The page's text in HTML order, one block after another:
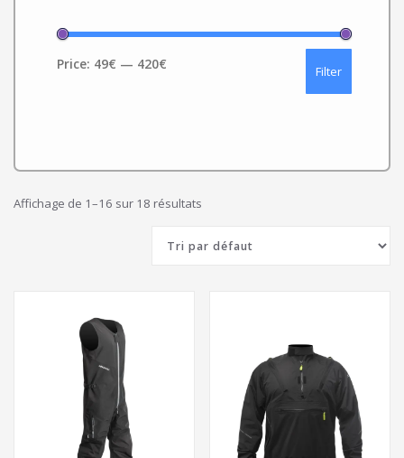
Filter
Price: 49€ — 420€
Affichage de 1–16 sur 18 résultats